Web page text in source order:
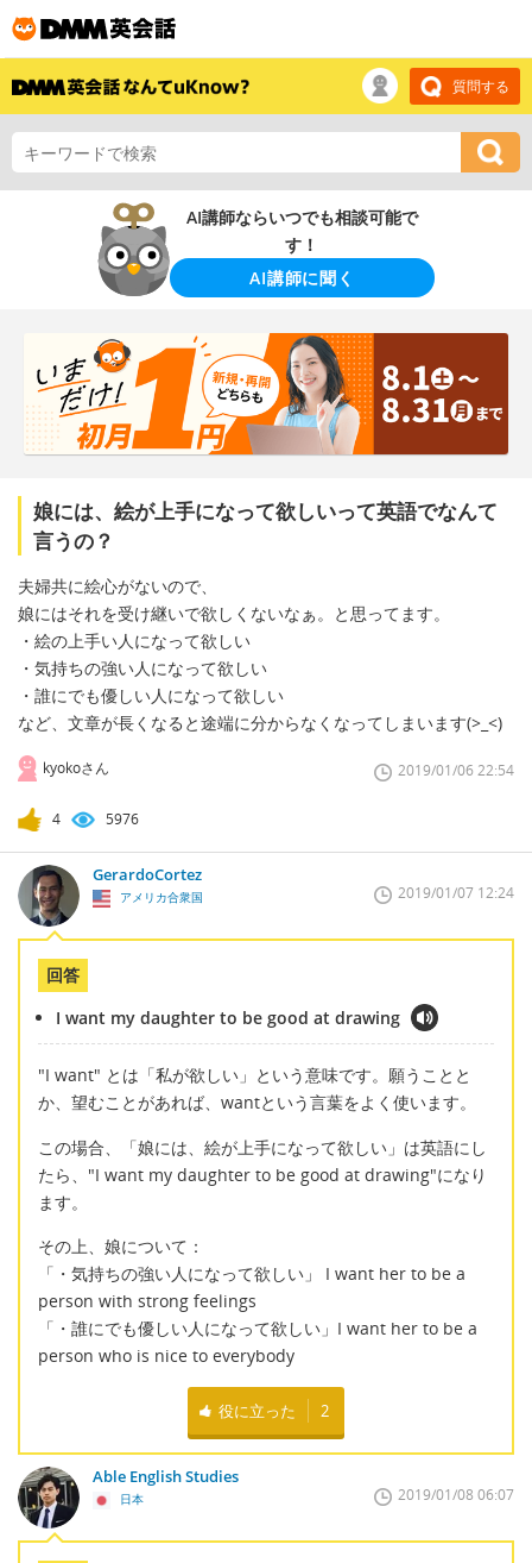
質問する
AI講師ならいつでも相談可能で
す！
AI講師に聞く
娘には、絵が上手になって欲しいって英語でなんて
言うの？
夫婦共に絵心がないので、
娘にはそれを受け継いで欲しくないなぁ。と思ってます。
・絵の上手い人になって欲しい
・気持ちの強い人になって欲しい
・誰にでも優しい人になって欲しい
など、文章が長くなると途端に分からなくなってしまいます(>_<)
kyokoさん 2019/01/06 22:54
4 5976
GerardoCortez
アメリカ合衆国 2019/01/07 12:24
回答
I want my daughter to be good at drawing
"I want" とは「私が欲しい」という意味です。願うことと
か、望むことがあれば、wantという言葉をよく使います。
この場合、「娘には、絵が上手になって欲しい」は英語にし
たら、"I want my daughter to be good at drawing"になり
ます。
その上、娘について：
「・気持ちの強い人になって欲しい」 I want her to be a
person with strong feelings
「・誰にでも優しい人になって欲しい」I want her to be a
person who is nice to everybody
役に立った 2
Able English Studies
日本 2019/01/08 06:07